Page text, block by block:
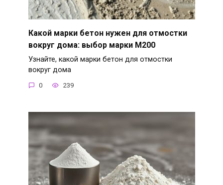
Какой марки бетон нужен для отмостки
вокруг дома: выбор марки М200
Узнайте, какой марки бетон для отмостки
вокруг дома
0 239